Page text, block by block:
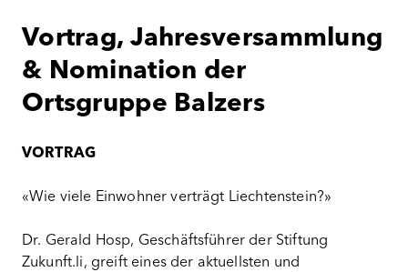
Vortrag, Jahresversammlung
& Nomination der
Ortsgruppe Balzers
VORTRAG
«Wie viele Einwohner verträgt Liechtenstein?»
Dr. Gerald Hosp, Geschäftsführer der Stiftung
Zukunft.li, greift eines der aktuellsten und